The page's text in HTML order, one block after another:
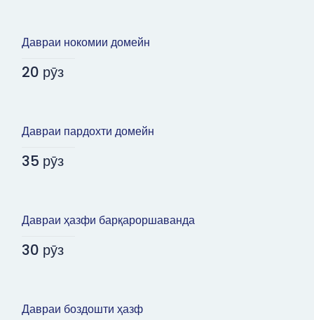
Давраи нокомии домейн
20 рӯз
Давраи пардохти домейн
35 рӯз
Давраи ҳазфи барқароршаванда
30 рӯз
Давраи боздошти ҳазф